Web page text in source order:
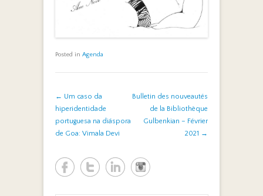
Posted in Agenda
Post navigation
← Um caso da
hiperidentidade
portuguesa na diáspora
de Goa: Vimala Devi
Bulletin des nouveautés
de la Bibliothèque
Gulbenkian – Février
2021 →